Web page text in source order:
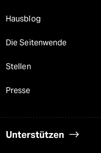
Hausblog
Die Seitenwende
Stellen
Presse
Unterstützen